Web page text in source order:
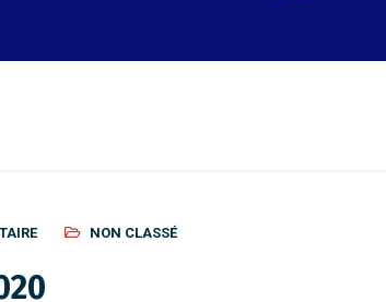
NON CLASSÉ